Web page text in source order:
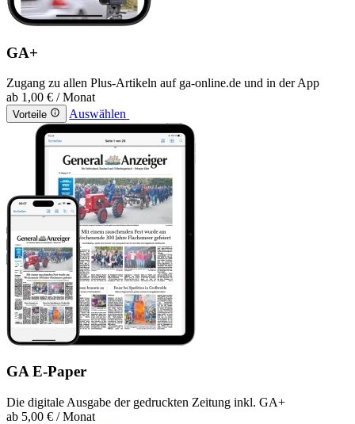
GA+
Zugang zu allen Plus-Artikeln auf ga-online.de und in der App
ab 1,00 € / Monat
Vorteile Auswählen
GA E-Paper
Die digitale Ausgabe der gedruckten Zeitung inkl. GA+
ab 5,00 € / Monat